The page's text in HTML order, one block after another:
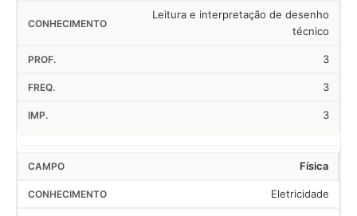
Leitura e interpretação de desenho
técnico
3
3
3
Física
Eletricidade